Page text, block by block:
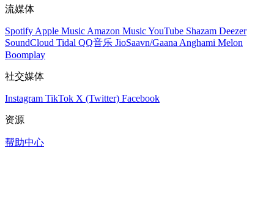
流媒体
Spotify Apple Music Amazon MusicYouTube Shazam Deezer
SoundCloud Tidal QQ音乐 JioSaavn/Gaana Anghami Melon
Boomplay
社交媒体
Instagram TikTok X (Twitter) Facebook
资源
帮助中心